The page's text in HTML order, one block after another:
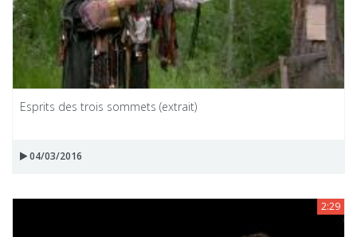
Esprits des trois sommets (extrait)
04/03/2016
2:29